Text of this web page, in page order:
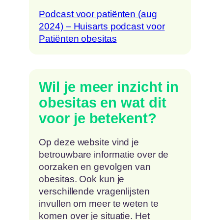
Podcast voor patiënten (aug
2024) – Huisarts podcast voor
Patiënten obesitas
Wil je meer inzicht in
obesitas en wat dit
voor je betekent?
Op deze website vind je
betrouwbare informatie over de
oorzaken en gevolgen van
obesitas. Ook kun je
verschillende vragenlijsten
invullen om meer te weten te
komen over je situatie. Het